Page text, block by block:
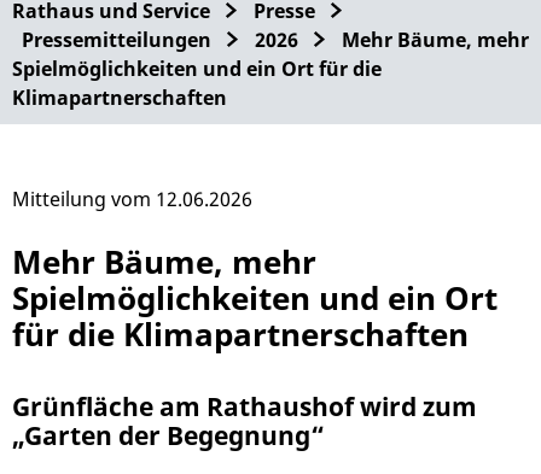
Rathaus und Service
Presse
Pressemitteilungen
2026
Mehr Bäume, mehr
Spielmöglichkeiten und ein Ort für die
Klimapartnerschaften
Mehr Bäume, mehr
Spielmöglichkeiten und ein Ort
für die Klimapartnerschaften
Grünfläche am Rathaushof wird zum
„Garten der Begegnung“
Mitteilung vom 12.06.2026